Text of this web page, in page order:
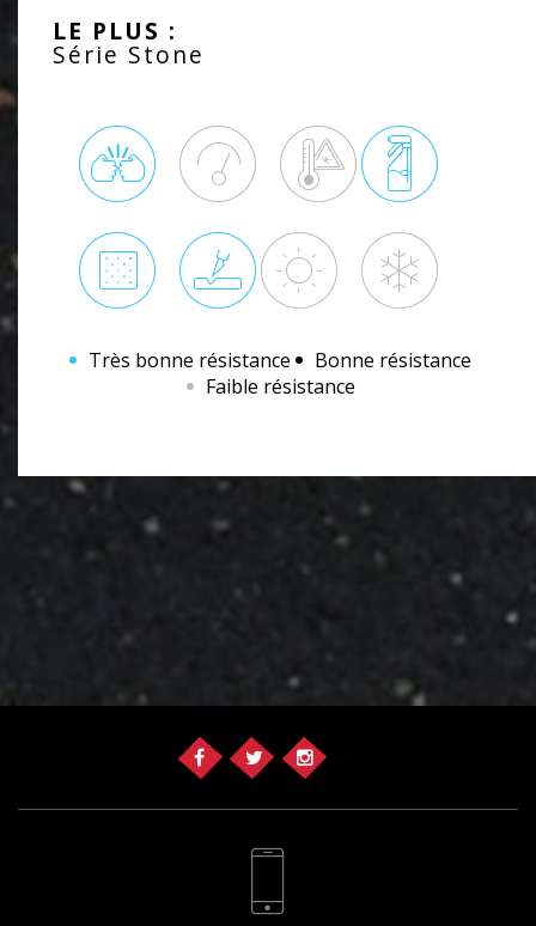
LE PLUS :
Série Stone
Très bonne résistance
Bonne résistance
Faible résistance